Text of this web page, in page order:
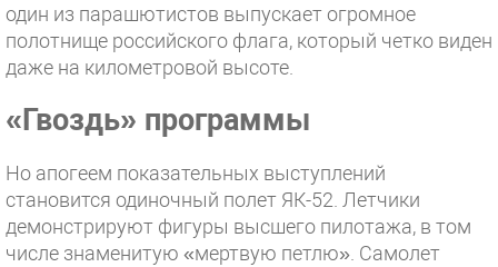
один из парашютистов выпускает огромное
полотнище российского флага, который четко виден
даже на километровой высоте.
«Гвоздь» программы
Но апогеем показательных выступлений
становится одиночный полет ЯК-52. Летчики
демонстрируют фигуры высшего пилотажа, в том
числе знаменитую «мертвую петлю». Самолет